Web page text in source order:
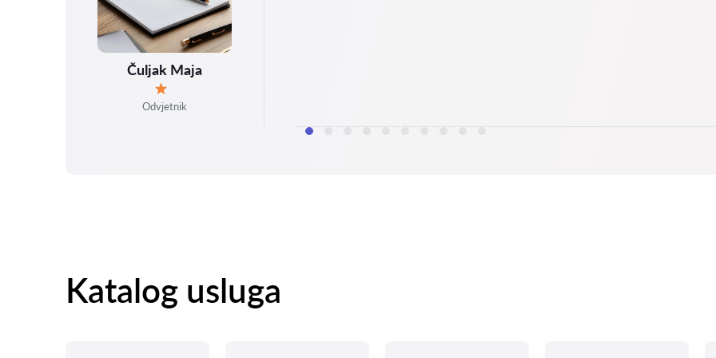
Čuljak Maja
Ocjena:
Odvjetnik
Katalog usluga